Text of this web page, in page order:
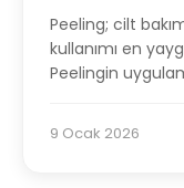
Peeling; cilt
kullanımı en
Peelingin
9 Ocak 2026